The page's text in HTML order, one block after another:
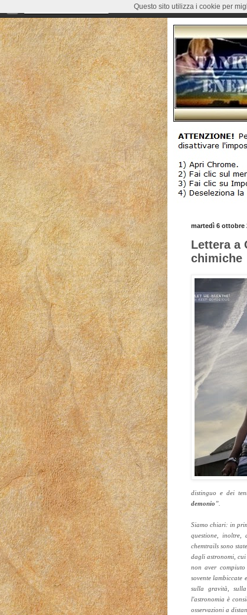
martedì 6 ottobre
Lettera a
chimiche
distinguo e dei
demonio”.
Siamo chiari: in
questione, inoltre,
chemtrails sono
dagli astronomi,
non aver
sovente lambiccate
sulla gravità,
l'astronomia è
osservazioni a
Questo sito utilizza i cookie per